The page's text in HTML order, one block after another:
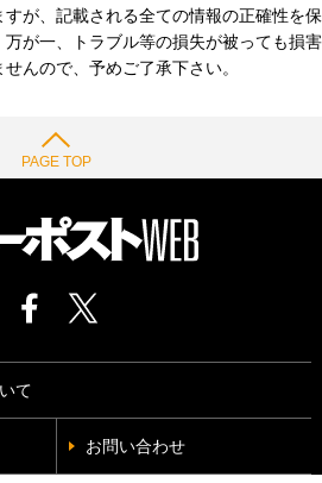
が、記載される全ての情報の正確性を保
が一、トラブル等の損失が被っても損害
んので、予めご了承下さい。
PAGE TOP
て
お問い合わせ